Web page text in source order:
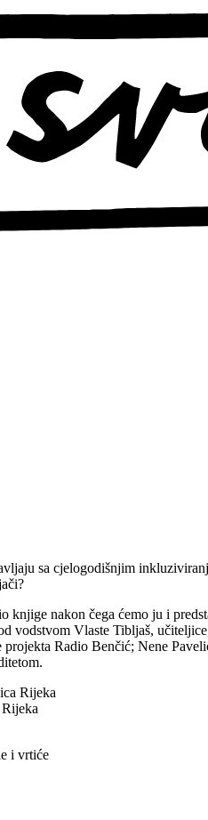
sa cjelogodišnjim
nakon čega ćemo ju i
Vlaste Tibljaš,
Radio Benčić; Nene
Rijeka
i vrtiće